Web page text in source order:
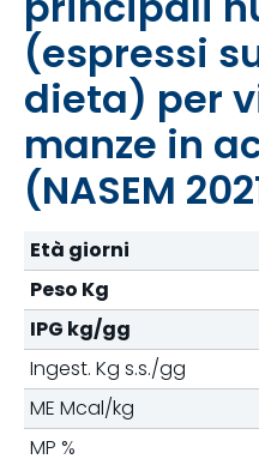
(espressi
dieta) per
manze in
(NASEM
Età giorni
Peso Kg
IPG kg/gg
Ingest. Kg s.s./gg
ME Mcal/kg
MP %